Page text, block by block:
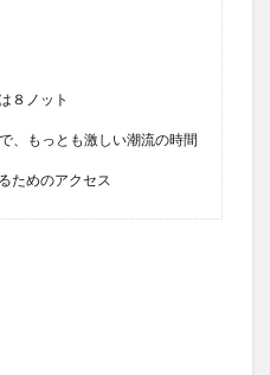
８ノット
、もっとも激しい潮流の時間
ためのアクセス